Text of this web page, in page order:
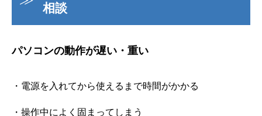
相談
パソコンの動作が遅い・重い
・電源を入れてから使えるまで時間がかかる
・操作中によく固まってしまう